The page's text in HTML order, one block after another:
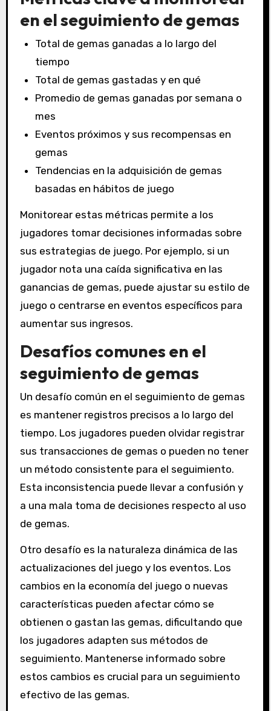
en el seguimiento de gemas
Total de gemas ganadas a lo largo del
tiempo
Total de gemas gastadas y en qué
Promedio de gemas ganadas por semana o
mes
Eventos próximos y sus recompensas en
gemas
Tendencias en la adquisición de gemas
basadas en hábitos de juego
Monitorear estas métricas permite a los
jugadores tomar decisiones informadas sobre
sus estrategias de juego. Por ejemplo, si un
jugador nota una caída significativa en las
ganancias de gemas, puede ajustar su estilo de
juego o centrarse en eventos específicos para
aumentar sus ingresos.
Desafíos comunes en el
seguimiento de gemas
Un desafío común en el seguimiento de gemas
es mantener registros precisos a lo largo del
tiempo. Los jugadores pueden olvidar registrar
sus transacciones de gemas o pueden no tener
un método consistente para el seguimiento.
Esta inconsistencia puede llevar a confusión y
a una mala toma de decisiones respecto al uso
de gemas.
Otro desafío es la naturaleza dinámica de las
actualizaciones del juego y los eventos. Los
cambios en la economía del juego o nuevas
características pueden afectar cómo se
obtienen o gastan las gemas, dificultando que
los jugadores adapten sus métodos de
seguimiento. Mantenerse informado sobre
estos cambios es crucial para un seguimiento
efectivo de las gemas.